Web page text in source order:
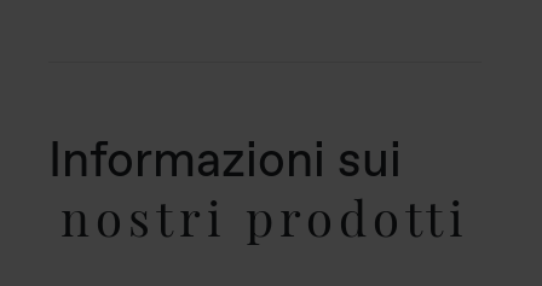
Informazioni sui
nostri prodotti